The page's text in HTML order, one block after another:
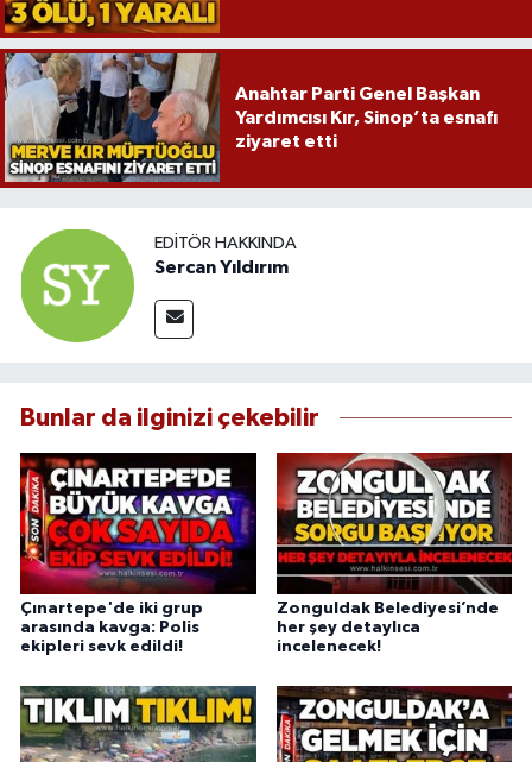
Anahtar Parti Genel Başkan
Yardımcısı Kır, Sinop’ta esnafı
ziyaret etti
EDITÖR HAKKINDA
Sercan Yıldırım
Bunlar da ilginizi çekebilir
Çınartepe'de iki grup
arasında kavga: Polis
ekipleri sevk edildi!
Zonguldak Belediyesi’nde
her şey detaylıca
incelenecek!